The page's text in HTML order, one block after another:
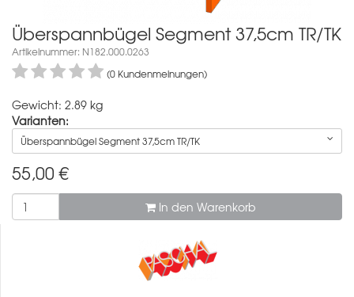
Überspannbügel Segment 37,5cm TR/TK
Artikelnummer: N182.000.0263
(0 Kundenmeinungen)
Gewicht: 2.89 kg
Varianten:
Überspannbügel Segment 37,5cm TR/TK
55,00 €
In den Warenkorb